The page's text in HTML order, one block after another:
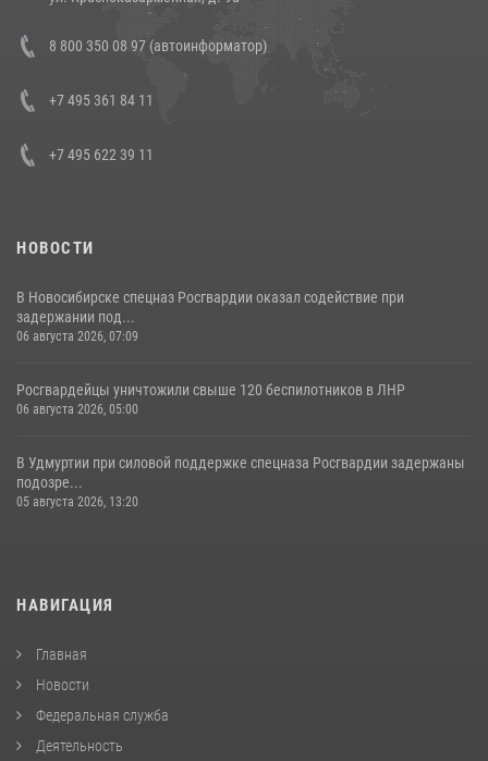
В Росгвардии прошла военно-научная конференция по обобщению
боевого опыта
8 800 350 08 97 (автоинформатор)
+7 495 361 84 11
+7 495 622 39 11
НОВОСТИ
В Новосибирске спецназ Росгвардии оказал содействие при
задержании под...
06 августа 2026, 07:09
Росгвардейцы уничтожили свыше 120 беспилотников в ЛНР
06 августа 2026, 05:00
В Удмуртии при силовой поддержке спецназа Росгвардии задержаны
подозре...
05 августа 2026, 13:20
НАВИГАЦИЯ
Главная
Новости
Федеральная служба
Деятельность